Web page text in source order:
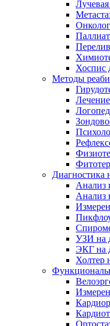
Хоспис
Методы
Диагностика
Анализ
Анализ
УЗИ на
ЭКГ на
Холтер